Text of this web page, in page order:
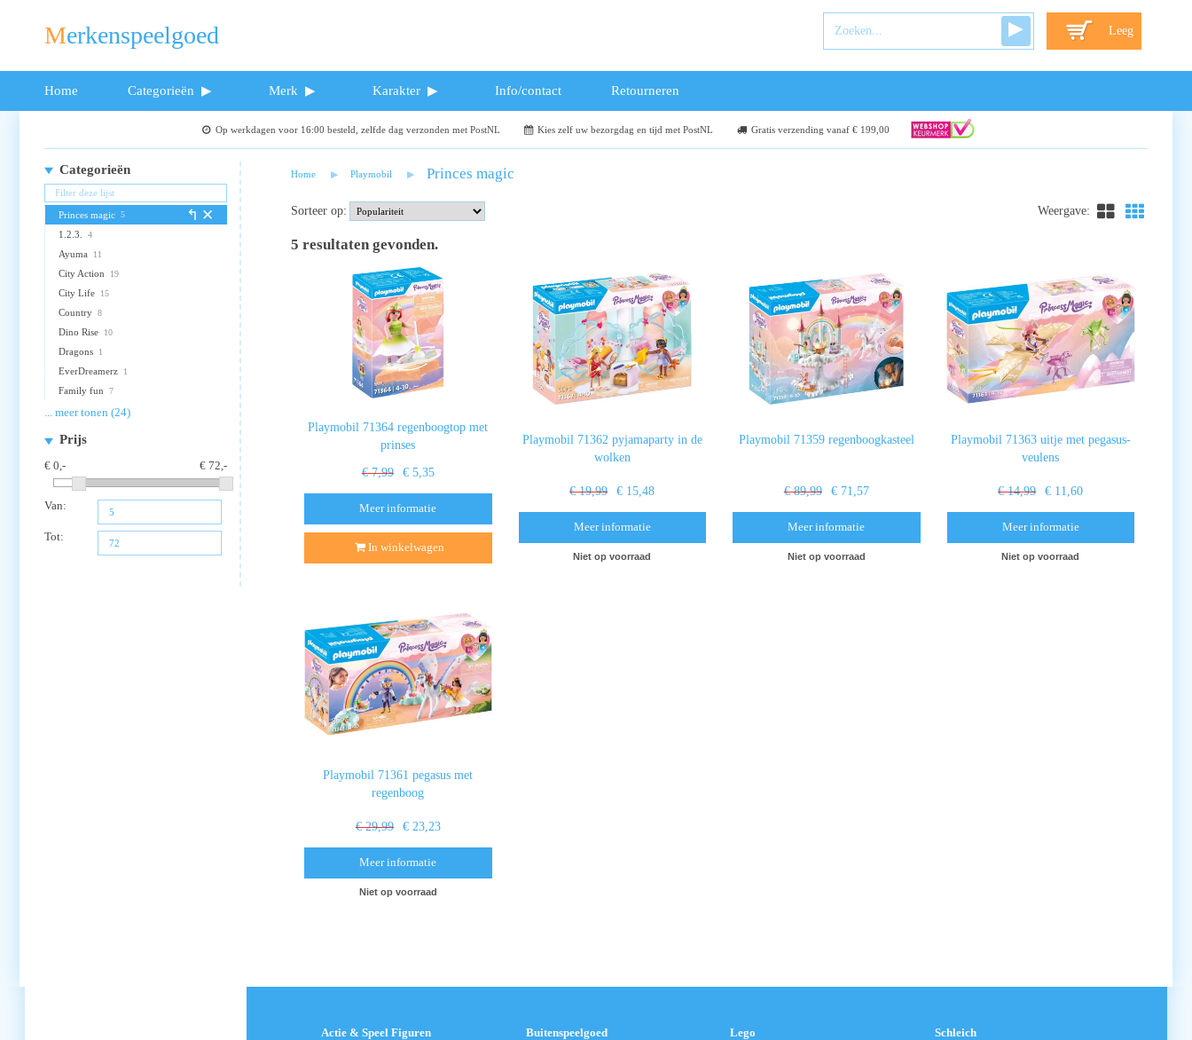
Merkenspeelgoed Leeg
Home Categorieën Merk Karakter Info/contact Retourneren
Op werkdagen voor 16:00 besteld, zelfde dag verzonden met PostNL Kies zelf uw bezorgdag en tijd met PostNL Gratis verzending vanaf € 199,00
Categorieën
Princes magic 5
1.2.3. 4
Ayuma 11
City Action 19
City Life 15
Country 8
Dino Rise 10
Dragons 1
EverDreamerz 1
Family fun 7
... meer tonen (24)
Prijs
0 72
Van:
Tot:
Home Playmobil Princes magic
Sorteer op: Weergave:
5 resultaten gevonden.
Playmobil 71364 regenboogtop met
prinses
€ 7,99 € 5,35
Meer informatie
In winkelwagen
Playmobil 71362 pyjamaparty in de
wolken
€ 19,99 € 15,48
Meer informatie
Niet op voorraad
Playmobil 71359 regenboogkasteel
€ 89,99 € 71,57
Meer informatie
Niet op voorraad
Playmobil 71363 uitje met pegasus-
veulens
€ 14,99 € 11,60
Meer informatie
Niet op voorraad
Playmobil 71361 pegasus met
regenboog
€ 29,99 € 23,23
Meer informatie
Niet op voorraad
Actie & Speel Figuren Buitenspeelgoed Lego Schleich